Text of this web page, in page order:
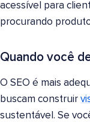
acessível para
procurando
Quando você
O SEO é mais
buscam construir
sustentável. Se